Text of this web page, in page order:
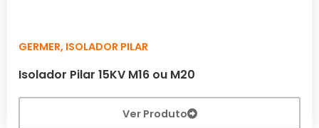
GERMER, ISOLADOR PILAR
Isolador Pilar 15KV M16 ou M20
Ver Produto